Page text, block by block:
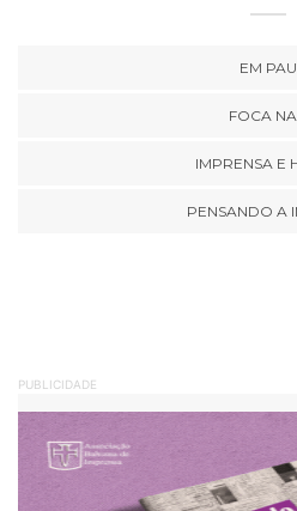
EM
FOCA
IMPRENSA E
PENSANDO A
PUBLICIDADE